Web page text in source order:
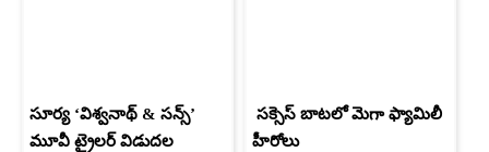
సూర్య ‘విశ్వనాథ్ & సన్స్’
మూవీ ట్రైలర్ విడుదల
సక్సెస్ బాటలో మెగా ఫ్యామిలీ
హీరోలు